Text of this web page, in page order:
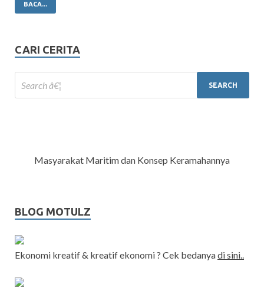
BACA...
CARI CERITA
Masyarakat Maritim dan Konsep Keramahannya
BLOG MOTULZ
Ekonomi kreatif & kreatif ekonomi ? Cek bedanyadi sini..